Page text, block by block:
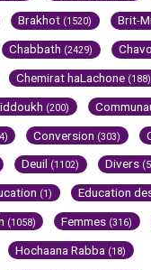
Brakhot (1520) Brit-
Chabbath (2429)
Chemirat haLachone (188)
(200)
Conversion (303)
Deuil (1102) Divers
(1) Education
(1058) Femmes (316)
Hochaana Rabba (18)